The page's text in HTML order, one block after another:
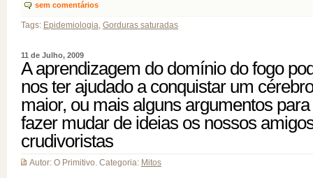
sem comentários
Tags: Epidemiologia, Gorduras saturadas
11 de Julho, 2009
A aprendizagem do domínio do fogo
nos ter ajudado a conquistar um cérebro
maior, ou mais alguns argumentos para
fazer mudar de ideias os nossos
crudivoristas
Autor: O Primitivo. Categoria: Mitos